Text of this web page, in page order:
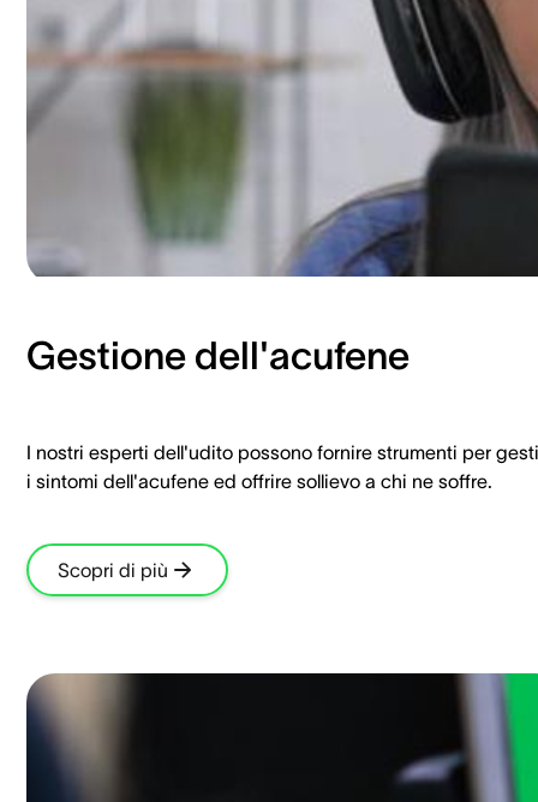
Gestione dell'acufene
I nostri esperti dell'udito possono fornire strumenti per
i sintomi dell'acufene ed offrire sollievo a chi ne soffre.
Scopri di più